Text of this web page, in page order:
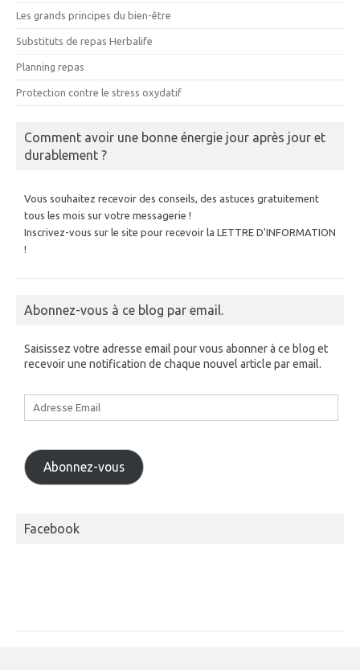
Les grands principes du bien-être
Substituts de repas Herbalife
Planning repas
Protection contre le stress oxydatif
Comment avoir une bonne énergie jour après jour et
durablement ?
Vous souhaitez recevoir des conseils, des astuces gratuitement
tous les mois sur votre messagerie !
Inscrivez-vous sur le site pour recevoir la LETTRE D'INFORMATION
!
Abonnez-vous à ce blog par email.
Saisissez votre adresse email pour vous abonner à ce blog et
recevoir une notification de chaque nouvel article par email.
Adresse
Email
Abonnez-vous
Facebook